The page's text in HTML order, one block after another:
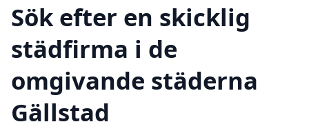
Sök efter en skicklig
städfirma i de
omgivande städerna
Gällstad